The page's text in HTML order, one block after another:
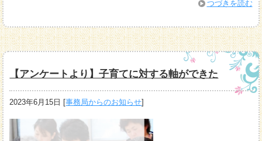
つづきを読む
【アンケートより】子育てに対する軸ができた
2023年6月15日 [事務局からのお知らせ]